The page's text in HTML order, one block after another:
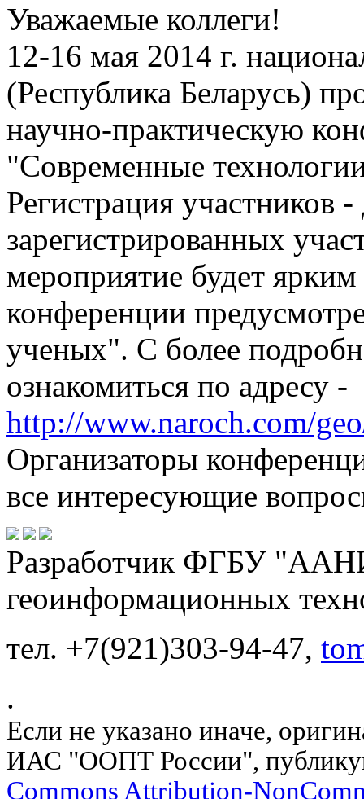
Уважаемые коллеги!
12-16 мая 2014 г.
(Республика Беларусь)
научно-практическую
"Современные
Регистрация участников
зарегистрированных
мероприятие будет
конференции
ученых". С более
ознакомиться по адресу -
http://www.naroch.com/
Организаторы
все интересующие
Разработчик ФГБУ
геоинформационных
тел. +7(921)303-94-47,
.
Если не указано иначе,
ИАС "ООПТ России",
Commons Attribution-